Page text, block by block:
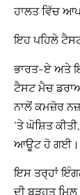
ਹਾਲਤ ਵਿੱਚ
ਇਹ ਪਹਿਲੇ
ਭਾਰਤ-ਏ ਅਤੇ
ਟੈਸਟ ਮੈਚ
ਨਾਲੋਂ ਕਮਜ਼ੋਰ
‘ਤੇ ਘੋਸ਼ਿਤ
ਆਊਟ ਹੋ ਗਈ।
ਇਸ ਤਰ੍ਹਾਂ
ਦੀ ਬੜ੍ਹਤ